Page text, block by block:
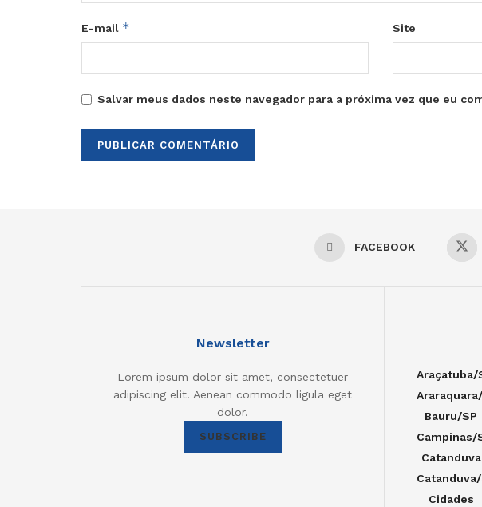
E-mail * Site
Salvar meus dados neste navegador para a próxima vez que eu
FACEBOOK
Newsletter
Lorem ipsum dolor sit amet, consectetuer
adipiscing elit. Aenean commodo ligula eget
dolor.
SUBSCRIBE
Araçatuba/
Bauru/SP
Campinas/
Catanduva
Catanduva/
Cidades